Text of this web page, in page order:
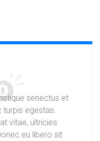
senectus et
egestas.
vitae, ultricies
eu libero sit